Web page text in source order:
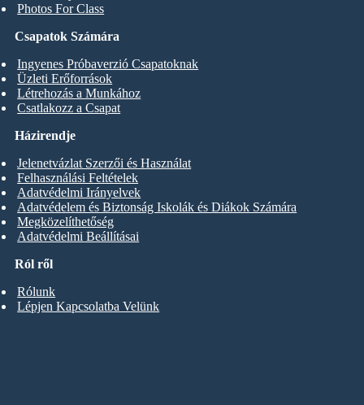
Photos For Class
Csapatok Számára
Ingyenes Próbaverzió Csapatoknak
Üzleti Erőforrások
Létrehozás a Munkához
Csatlakozz a Csapat
Ról ről
Rólunk
Lépjen Kapcsolatba Velünk
Házirendje
Jelenetvázlat Szerzői és Használat
Felhasználási Feltételek
Adatvédelmi Irányelvek
Adatvédelem és Biztonság Iskolák és Diákok Számára
Megközelíthetőség
Adatvédelmi Beállításai